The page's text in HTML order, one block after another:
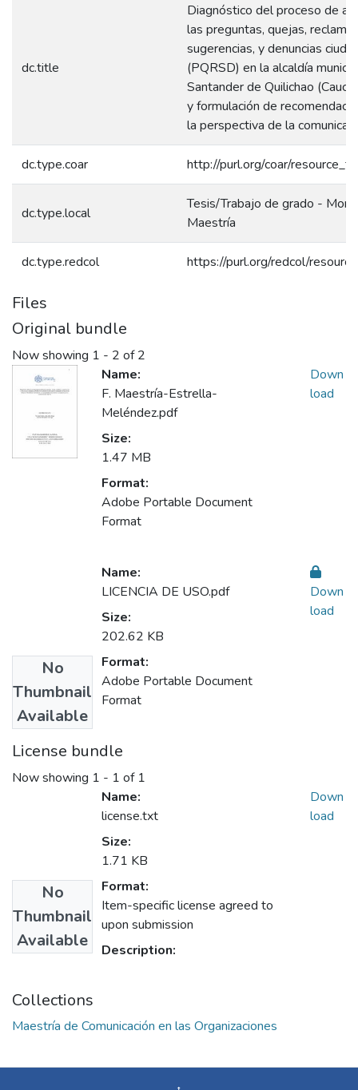
dc.title
Diagnóstico del proceso de
las preguntas, quejas,
sugerencias, y denuncias
(PQRSD) en la alcaldía
Santander de Quilichao
y formulación de
la perspectiva de la
dc.type.coar http://purl.org/coar/
dc.type.local
Tesis/Trabajo de grado -
Maestría
dc.type.redcol https://purl.org/redcol/
Files
Original bundle
Now showing 1 - 2 of 2
Name:
F. Maestría-Estrella-
Meléndez.pdf
Size:
1.47 MB
Format:
Adobe Portable Document
Format
Down
load
No
Thumbnail
Available
Name:
LICENCIA DE USO.pdf
Size:
202.62 KB
Format:
Adobe Portable Document
Format
Down
load
License bundle
Now showing 1 - 1 of 1
No
Thumbnail
Available
Name:
license.txt
Size:
1.71 KB
Format:
Item-specific license agreed to
upon submission
Description:
Down
load
Collections
Maestría de Comunicación en las Organizaciones